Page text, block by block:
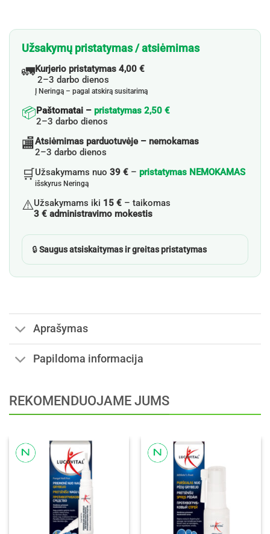
Užsakymų pristatymas / atsiėmimas
🚛Kurjerio pristatymas 4,00 €
2–3 darbo dienos
Į Neringą – pagal atskirą susitarimą
📦Paštomatai – pristatymas 2,50 €
2–3 darbo dienos
🏬Atsiėmimas parduotuvėje – nemokamas
2–3 darbo dienos
🛒Užsakymams nuo 39 € – pristatymas NEMOKAMAS
išskyrus Neringą
⚠️Užsakymams iki 15 € – taikomas
3 € administravimo mokestis
🔒Saugus atsiskaitymas ir greitas pristatymas
Aprašymas
Papildoma informacija
REKOMENDUOJAME JUMS